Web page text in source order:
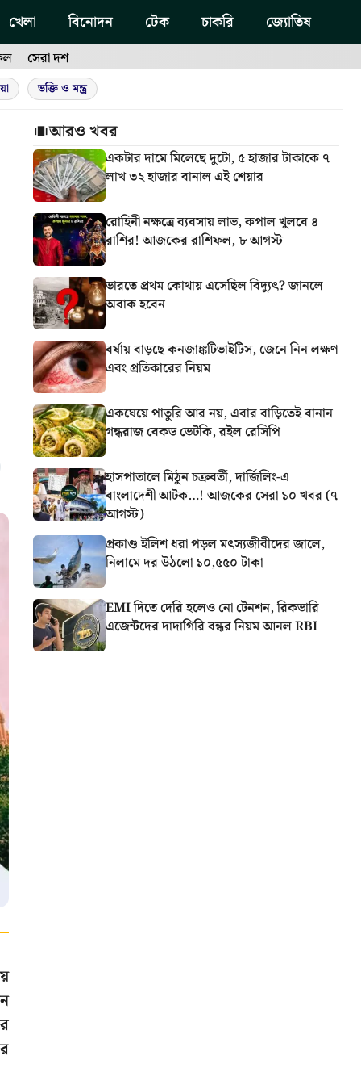
খেলা বিনোদন টেক চাকরি জ্যোতিষ
সেরা দশ
ভক্তি ও মন্ত্র
আরও খবর
একটার দামে মিলেছে দুটো, ৫ হাজার টাকাকে ৭
লাখ ৩২ হাজার বানাল এই শেয়ার
রোহিনী নক্ষত্রে ব্যবসায় লাভ, কপাল খুলবে ৪
রাশির! আজকের রাশিফল, ৮ আগস্ট
ভারতে প্রথম কোথায় এসেছিল বিদ্যুৎ? জানলে
অবাক হবেন
বর্ষায় বাড়ছে কনজাঙ্কটিভাইটিস, জেনে নিন লক্ষণ
এবং প্রতিকারের নিয়ম
একঘেয়ে পাতুরি আর নয়, এবার বাড়িতেই বানান
গন্ধরাজ বেকড ভেটকি, রইল রেসিপি
হাসপাতালে মিঠুন চক্রবর্তী, দার্জিলিং-এ
বাংলাদেশী আটক…! আজকের সেরা ১০ খবর (৭
আগস্ট)
প্রকাণ্ড ইলিশ ধরা পড়ল মৎস্যজীবীদের জালে,
নিলামে দর উঠলো ১০,৫৫০ টাকা
EMI দিতে দেরি হলেও নো টেনশন, রিকভারি
এজেন্টদের দাদাগিরি বন্ধর নিয়ম আনল RBI